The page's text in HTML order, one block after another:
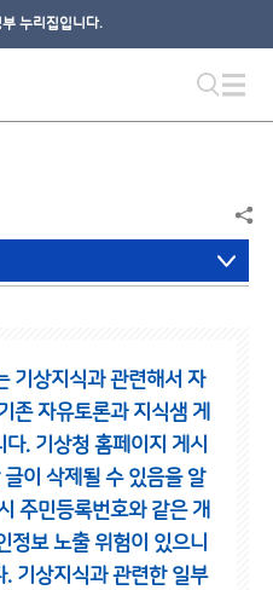
누리집입니다.
기상지식과 관련해서 자
존 자유토론과 지식샘 게
다. 기상청 홈페이지 게시
이 삭제될 수 있음을 알
주민등록번호와 같은 개
정보 노출 위험이 있으니
. 기상지식과 관련한 일부